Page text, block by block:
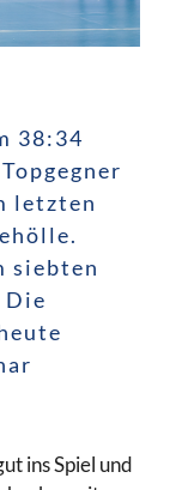
38:34
letzten
siebten
Die
ins Spiel und